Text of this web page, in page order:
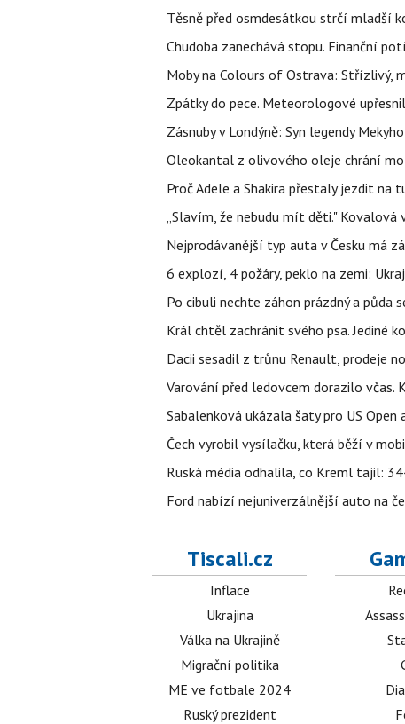
Těsně před osmdesátkou strčí mladší
Chudoba zanechává stopu. Finanční
Moby na Colours of Ostrava: Střízlivý,
Zpátky do pece. Meteorologové
Zásnuby v Londýně: Syn legendy
Oleokantal z olivového oleje chrání
Proč Adele a Shakira přestaly jezdit
„Slavím, že nebudu mít děti."
Nejprodávanější typ auta v Česku má
6 explozí, 4 požáry, peklo na zemi:
Po cibuli nechte záhon prázdný a půda
Král chtěl zachránit svého psa. Jediné
Dacii sesadil z trůnu Renault, prodeje
Varování před ledovcem dorazilo
Sabalenková ukázala šaty pro US
Čech vyrobil vysílačku, která běží v
Ruská média odhalila, co Kreml tajil:
Ford nabízí nejuniverzálnější auto na
Tiscali.cz
Inflace
Ukrajina
Válka na Ukrajině
Migrační politika
ME ve fotbale 2024
Ruský prezident